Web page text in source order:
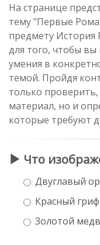
На странице
тему "Первые
предмету История
для того, чтобы
умения в
темой. Пройдя
только
материал, но и
которые требуют
Что
Двуглавый
Красный гриф
Золотой